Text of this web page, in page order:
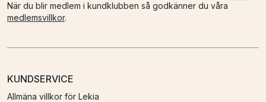
När du blir medlem i kundklubben så godkänner du våra
medlemsvillkor.
KUNDSERVICE
Allmäna villkor för Lekia